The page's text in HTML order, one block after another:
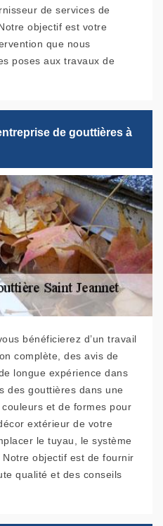
de services de
objectif est votre
que nous
poses aux travaux de
de gouttières à
bénéficierez d’un travail
complète, des avis de
longue expérience dans
des gouttières dans une
et de formes pour
extérieur de votre
le tuyau, le système
objectif est de fournir
qualité et des conseils